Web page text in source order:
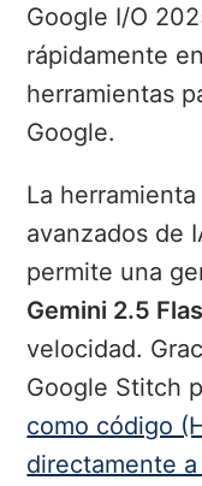
Google I/O
rápidamente
herramientas
Google.
La
avanzados de
permite una
Gemini 2.5
velocidad.
Google Stitch
como código
directamente a